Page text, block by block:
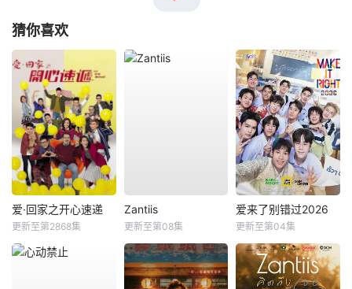
猜你喜欢
爱·回家之开心速递
更新至第2868集
Zantiis
更新至第08集
爱来了别错过2026
更新至第04集